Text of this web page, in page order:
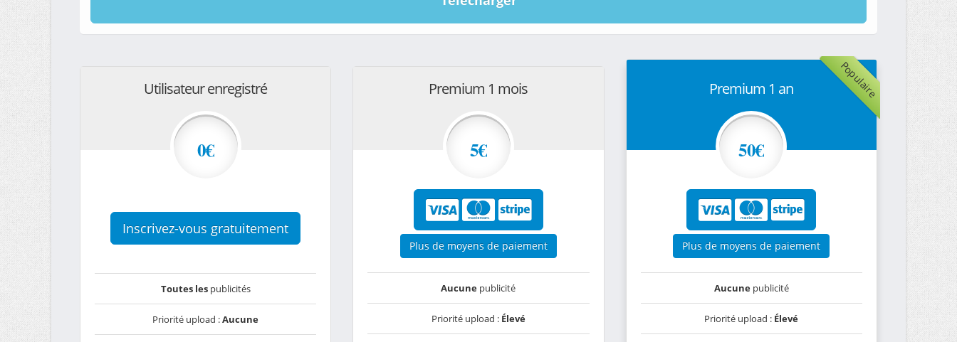
Utilisateur enregistré
0€
Inscrivez-vous gratuitement
Toutes lespublicités
Priorité upload :Aucune
Premium 1 mois
5€
Plus de moyens de paiement
Aucune publicité
Priorité upload : Élevé
Populaire
Premium 1 an
50€
Plus de moyens de paiement
Aucunepublicité
Priorité upload : Élevé